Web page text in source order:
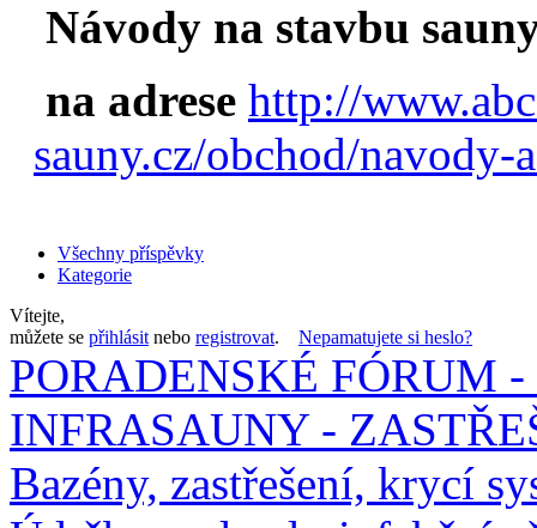
Návody na stavbu
na adrese http://
sauny.cz/obchod/
Všechny příspěvky
Kategorie
Vítejte,
můžete se přihlásit nebo registrovat. Nepamatujete si heslo?
PORADENSKÉ FÓRUM
INFRASAUNY -
Bazény, zastřešení, krycí